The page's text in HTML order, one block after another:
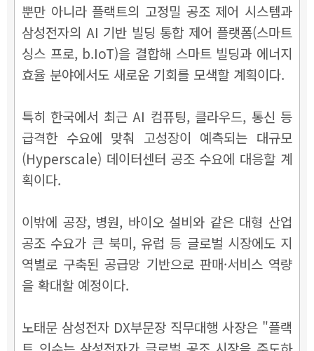
뿐만 아니라 플랙트의 고정밀 공조 제어 시스템과
삼성전자의 AI 기반 빌딩 통합 제어 플랫폼(스마트
싱스 프로, b.IoT)을 결합해 스마트 빌딩과 에너지
효율 분야에서도 새로운 기회를 모색할 계획이다.
특히 한국에서 최근 AI 컴퓨팅, 클라우드, 통신 등
급격한 수요에 맞춰 고성장이 예측되는 대규모
(Hyperscale) 데이터센터 공조 수요에 대응할 계
획이다.
이밖에 공장, 병원, 바이오 설비와 같은 대형 산업
공조 수요가 큰 북미, 유럽 등 글로벌 시장에도 지
역별로 구축된 공급망 기반으로 판매·서비스 역량
을 확대할 예정이다.
노태문 삼성전자 DX부문장 직무대행 사장은 "플랙